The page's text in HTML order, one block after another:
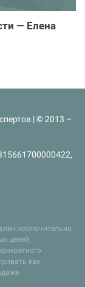
— Елена
| © 2013 –
исключительно
целей,
как